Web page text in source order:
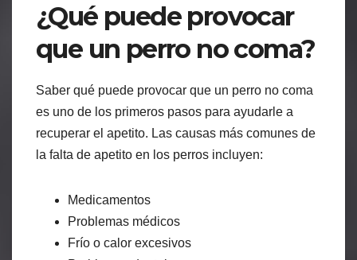
¿Qué puede provocar
que un perro no coma?
Saber qué puede provocar que un perro no coma
es uno de los primeros pasos para ayudarle a
recuperar el apetito. Las causas más comunes de
la falta de apetito en los perros incluyen:
Medicamentos
Problemas médicos
Frío o calor excesivos